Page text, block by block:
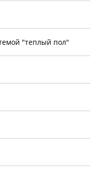
"теплый пол"